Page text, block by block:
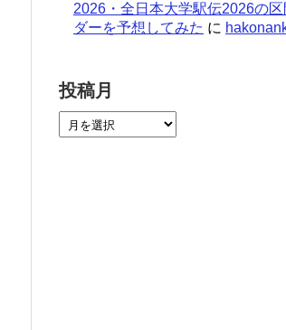
2026・全日本大学駅伝2026の区
ダーを予想してみた に
投稿月